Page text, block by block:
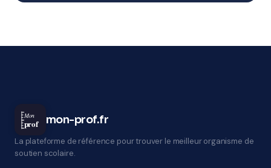
Mon
prof mon-prof.fr
La plateforme de référence pour trouver le meilleur organisme de
soutien scolaire.